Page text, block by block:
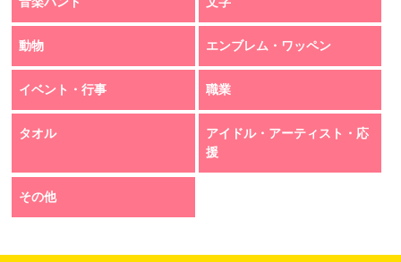
動物 エンブレム・ワッペン
イベント・行事 職業
タオル
アイドル・アーティスト・応
援
その他